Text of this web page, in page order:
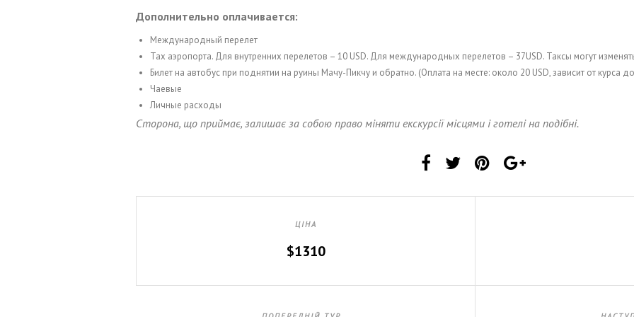
Дополнительно оплачивается:
Международный перелет
Тах аэропорта. Для внутренних перелетов – 10 USD. Для международных перелетов – 37USD. Таксы могут
Билет на автобус при поднятии на руины Мачу-Пикчу и обратно. (Оплата на месте: около 20 USD, зависит от курса
Чаевые
Личные расходы
ЦІНА
$1310